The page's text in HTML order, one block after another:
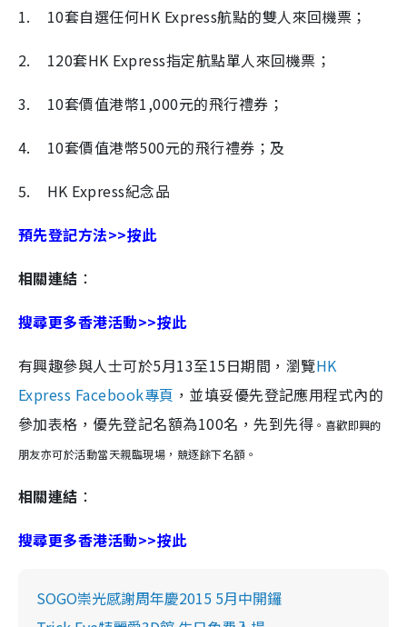
1.
10套自選任何HK Express航點的雙人來回機票；
2.
120套HK Express指定航點單人來回機票；
3.
10套價值港幣1,000元的飛行禮券；
4.
10套價值港幣500元的飛行禮券；及
5.
HK Express紀念品
預先登記方法>>按此
相關連結 ：
搜尋更多香港活動>>按此
有興趣參與人士可於5月13至15日期間，瀏覽HK
Express Facebook專頁 ，並填妥優先登記應用程式內的
參加表格，優先登記名額為100名，先到先得 。喜歡即興的
朋友亦可於活動當天親臨現場，競逐餘下名額。
相關連結 ：
搜尋更多香港活動>>按此
SOGO崇光感謝周年慶2015 5月中開鑼